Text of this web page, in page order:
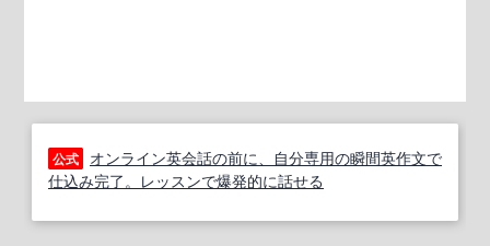
公式
オンライン英会話の前に、自分専用の瞬間英作文で
仕込み完了。レッスンで爆発的に話せる